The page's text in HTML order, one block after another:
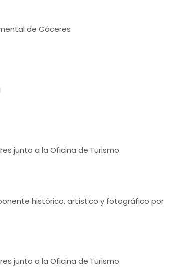
de Cáceres
junto a la Oficina de Turismo
histórico, artístico y fotográfico por
junto a la Oficina de Turismo